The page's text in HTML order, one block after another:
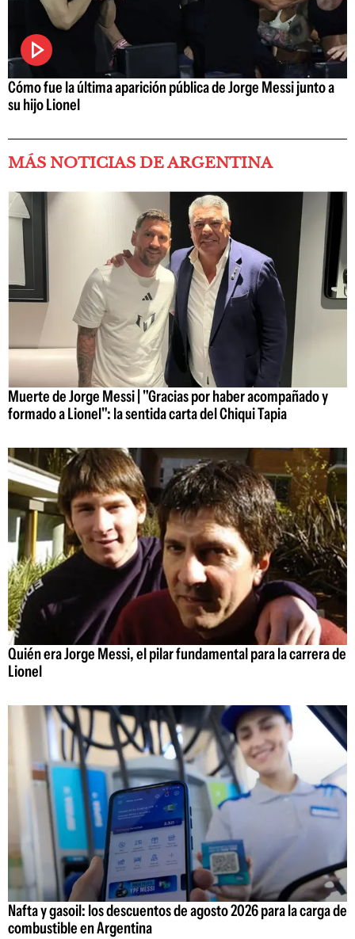
Cómo fue la última aparición pública de Jorge Messi junto a
su hijo Lionel
MÁS NOTICIAS DE ARGENTINA
Muerte de Jorge Messi | "Gracias por haber acompañado y
formado a Lionel": la sentida carta del Chiqui Tapia
Quién era Jorge Messi, el pilar fundamental para la carrera de
Lionel
Nafta y gasoil: los descuentos de agosto 2026 para la carga de
combustible en Argentina